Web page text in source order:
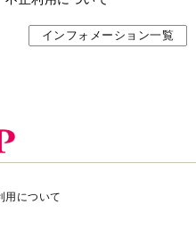
SHINSHA,INC.All right reserved